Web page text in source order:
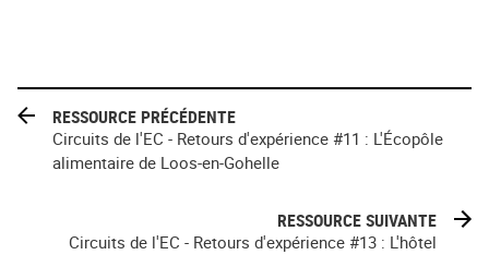
RESSOURCE PRÉCÉDENTE
Circuits de l'EC - Retours d'expérience #11 : L'Écopôle
alimentaire de Loos-en-Gohelle
RESSOURCE SUIVANTE
Circuits de l'EC - Retours d'expérience #13 : L'hôtel